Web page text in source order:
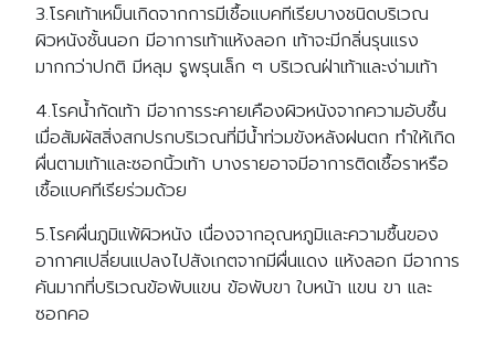
3.โรคเท้าเหม็นเกิดจากการมีเชื้อแบคทีเรียบางชนิดบริเวณ
ผิวหนังชั้นนอก มีอาการเท้าแห้งลอก เท้าจะมีกลิ่นรุนแรง
มากกว่าปกติ มีหลุม รูพรุนเล็ก ๆ บริเวณฝ่าเท้าและง่ามเท้า
4.โรคน้ำกัดเท้า มีอาการระคายเคืองผิวหนังจากความอับชื้น
เมื่อสัมผัสสิ่งสกปรกบริเวณที่มีน้ำท่วมขังหลังฝนตก ทำให้เกิด
ผื่นตามเท้าและซอกนิ้วเท้า บางรายอาจมีอาการติดเชื้อราหรือ
เชื้อแบคทีเรียร่วมด้วย
5.โรคผื่นภูมิแพ้ผิวหนัง เนื่องจากอุณหภูมิและความชื้นของ
อากาศเปลี่ยนแปลงไปสังเกตจากมีผื่นแดง แห้งลอก มีอาการ
คันมากที่บริเวณข้อพับแขน ข้อพับขา ใบหน้า แขน ขา และ
ซอกคอ